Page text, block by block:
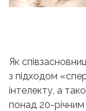
Як
з підходом
інтелекту, а
понад 20-річним